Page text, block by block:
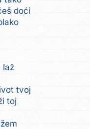
doći
laž
tvoj
toj